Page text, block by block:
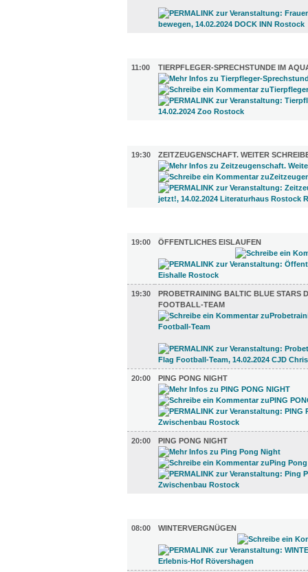
11:00
TIERPFLEGER-SPRECHSTUNDE IM
19:30
ZEITZEUGENSCHAFT. WEITER
19:00
ÖFFENTLICHES EISLAUFEN
19:30
PROBETRAINING BALTIC BLUE STARS
FOOTBALL-TEAM
20:00 PING PONG NIGHT
20:00 PING PONG NIGHT
08:00
WINTERVERGNÜGEN